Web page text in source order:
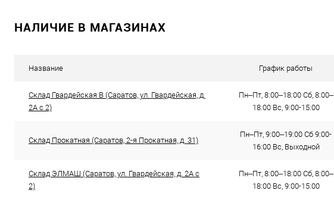
НАЛИЧИЕ В МАГАЗИНАХ
Название График работы
Склад Гвардейская В (Саратов, ул. Гвардейская, д.
2А с 2)
Пн–Пт, 8:00–18:00 Сб, 8:00–
18:00 Вс, 9:00-15:00
Склад Прокатная (Саратов, 2-я Прокатная, д. 31)
Пн–Пт, 9:00–19:00 Сб 9:00-
16:00 Вс, Выходной
Склад ЭЛМАШ (Саратов, ул. Гвардейская, д. 2А с
2)
Пн–Пт, 8:00–18:00 Сб, 8:00–
18:00 Вс, 9:00-15:00